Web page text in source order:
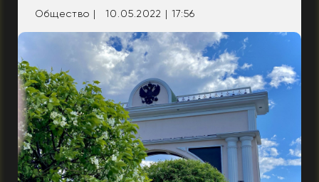
Общество | 10.05.2022 | 17:56